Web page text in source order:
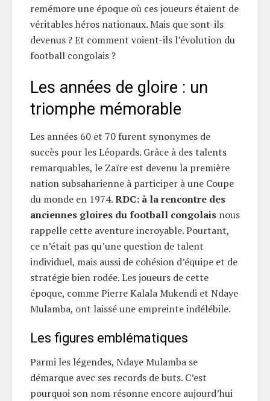
remémore une époque où ces joueurs étaient de
véritables héros nationaux. Mais que sont-ils
devenus ? Et comment voient-ils l’évolution du
football congolais ?
Les années de gloire : un
triomphe mémorable
Les années 60 et 70 furent synonymes de
succès pour les Léopards. Grâce à des talents
remarquables, le Zaïre est devenu la première
nation subsaharienne à participer à une Coupe
du monde en 1974.RDC: à la rencontre des
anciennes gloires du football congolais nous
rappelle cette aventure incroyable. Pourtant,
ce n’était pas qu’une question de talent
individuel, mais aussi de cohésion d’équipe et de
stratégie bien rodée. Les joueurs de cette
époque, comme Pierre Kalala Mukendi et Ndaye
Mulamba, ont laissé une empreinte indélébile.
Les figures emblématiques
Parmi les légendes, Ndaye Mulamba se
démarque avec ses records de buts. C’est
pourquoi son nom résonne encore aujourd’hui